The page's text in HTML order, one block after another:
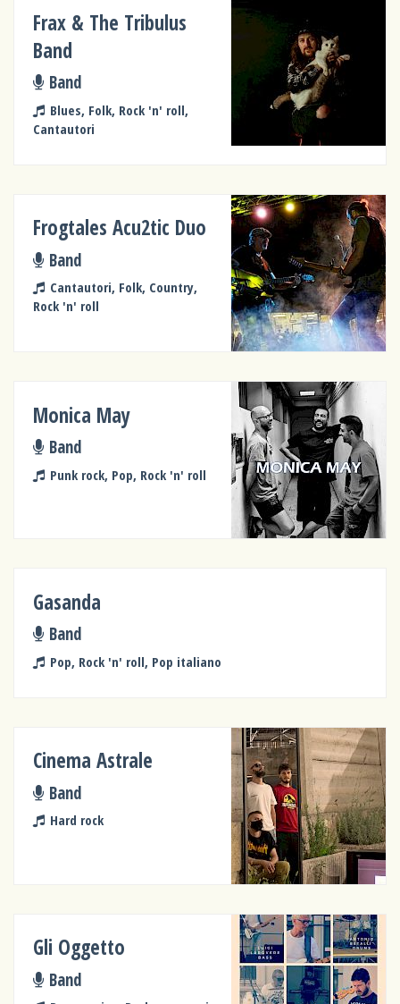
Frax & The Tribulus
Band
Band
Blues, Folk, Rock 'n' roll,
Cantautori
Frogtales Acu2tic Duo
Band
Cantautori, Folk, Country,
Rock 'n' roll
Monica May
Band
Punk rock, Pop, Rock 'n' roll
Gasanda
Band
Pop, Rock 'n' roll, Pop italiano
Cinema Astrale
Band
Hard rock
Gli Oggetto
Band